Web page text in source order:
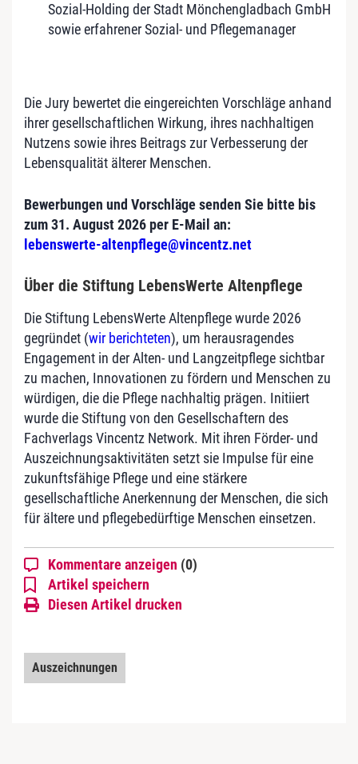
Sozial-Holding der Stadt Mönchengladbach GmbH
sowie erfahrener Sozial- und Pflegemanager
Die Jury bewertet die eingereichten Vorschläge anhand
ihrer gesellschaftlichen Wirkung, ihres nachhaltigen
Nutzens sowie ihres Beitrags zur Verbesserung der
Lebensqualität älterer Menschen.
Bewerbungen und Vorschläge senden Sie bitte bis
zum 31. August 2026 per E-Mail an:
lebenswerte-altenpflege@vincentz.net
Über die Stiftung LebensWerte Altenpflege
Die Stiftung LebensWerte Altenpflege wurde 2026
gegründet (wir berichteten), um herausragendes
Engagement in der Alten- und Langzeitpflege sichtbar
zu machen, Innovationen zu fördern und Menschen zu
würdigen, die die Pflege nachhaltig prägen. Initiiert
wurde die Stiftung von den Gesellschaftern des
Fachverlags Vincentz Network. Mit ihren Förder- und
Auszeichnungsaktivitäten setzt sie Impulse für eine
zukunftsfähige Pflege und eine stärkere
gesellschaftliche Anerkennung der Menschen, die sich
für ältere und pflegebedürftige Menschen einsetzen.
Kommentare anzeigen (0)
Artikel speichern
Diesen Artikel drucken
Auszeichnungen